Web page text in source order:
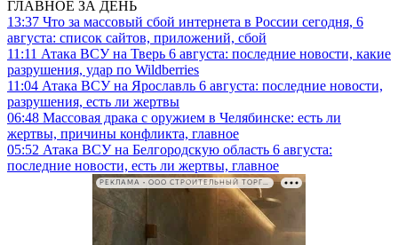
ГЛАВНОЕ ЗА ДЕНЬ
13:37 Что за массовый сбой интернета в России сегодня, 6
августа: список сайтов, приложений, сбой
11:11 Атака ВСУ на Тверь 6 августа: последние новости, какие
разрушения, удар по Wildberries
11:04 Атака ВСУ на Ярославль 6 августа: последние новости,
разрушения, есть ли жертвы
06:48 Массовая драка с оружием в Челябинске: есть ли
жертвы, причины конфликта, главное
05:52 Атака ВСУ на Белгородскую область 6 августа:
последние новости, есть ли жертвы, главное
РЕКЛАМА • ООО СТРОИТЕЛЬНЫЙ ТОРГОВЫЙ ДОМ «ПЕТРОВИЧ». ИНН: 7802348846